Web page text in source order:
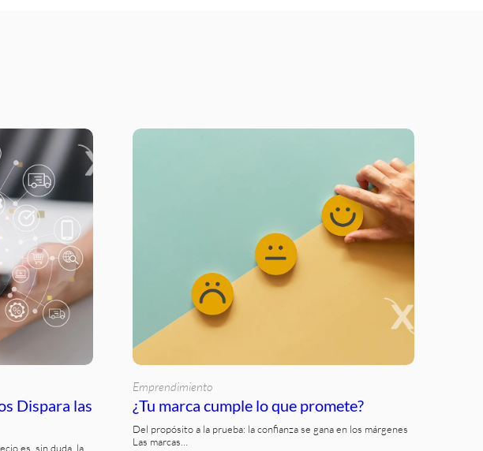
Dispara las
es, sin duda, la
Emprendimiento
¿Tu marca cumple lo que promete?
Del propósito a la prueba: la confianza se gana en los márgenes
Las marcas…